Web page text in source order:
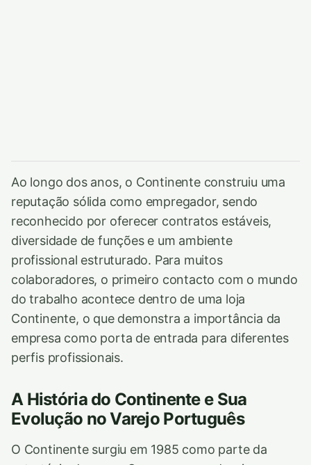
Ao longo dos anos, o Continente construiu uma
reputação sólida como empregador, sendo
reconhecido por oferecer contratos estáveis,
diversidade de funções e um ambiente
profissional estruturado. Para muitos
colaboradores, o primeiro contacto com o mundo
do trabalho acontece dentro de uma loja
Continente, o que demonstra a importância da
empresa como porta de entrada para diferentes
perfis profissionais.
A História do Continente e Sua
Evolução no Varejo Português
O Continente surgiu em 1985 como parte da